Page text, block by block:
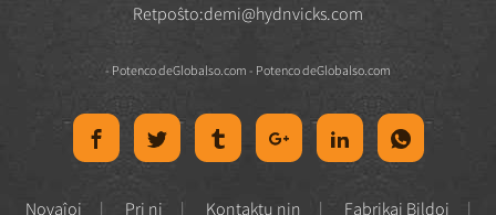
Retpoŝto:demi@hydnvicks.com
- Potenco deGlobalso.com - Potenco deGlobalso.com
Novaĵoj Pri ni Kontaktu nin Fabrikaj Bildoj